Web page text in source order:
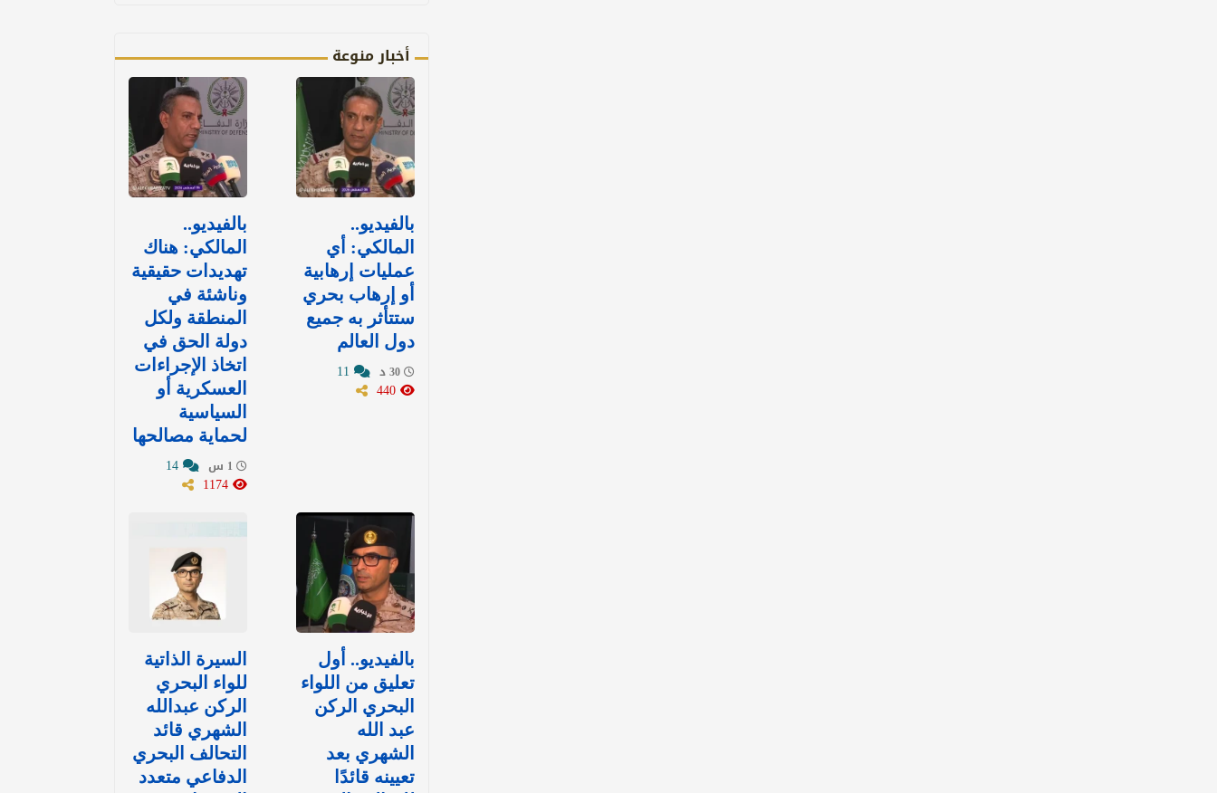
أخبار منوعة
بالفيديو..
المالكي: أي
عمليات إرهابية
أو إرهاب بحري
ستتأثر به جميع
دول العالم
بالفيديو..
المالكي: هناك
تهديدات حقيقية
وناشئة في
المنطقة ولكل
دولة الحق في
اتخاذ الإجراءات
العسكرية أو
السياسية
لحماية مصالحها
بالفيديو.. أول
تعليق من اللواء
البحري الركن
عبد الله
الشهري بعد
تعيينه قائدًا
السيرة الذاتية
للواء البحري
الركن عبدالله
الشهري قائد
التحالف البحري
الدفاعي متعدد